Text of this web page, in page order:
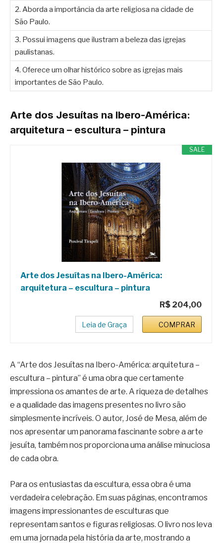
2. Aborda a importância da arte religiosa na cidade de
São Paulo.
3. Possui imagens que ilustram a beleza das igrejas
paulistanas.
4. Oferece um olhar histórico sobre as igrejas mais
importantes de São Paulo.
Arte dos Jesuítas na Ibero-América:
arquitetura – escultura – pintura
SALE
Arte dos Jesuítas na Ibero-América:
arquitetura – escultura – pintura
R$ 204,00
Leia de Graça COMPRAR
A “Arte dos Jesuítas na Ibero-América: arquitetura –
escultura – pintura” é uma obra que certamente
impressiona os amantes de arte. A riqueza de detalhes
e a qualidade das imagens presentes no livro são
simplesmente incríveis. O autor, José de Mesa, além de
nos apresentar um panorama fascinante sobre a arte
jesuíta, também nos proporciona uma análise minuciosa
de cada obra.
Para os entusiastas da escultura, essa obra é uma
verdadeira celebração. Em suas páginas, encontramos
imagens impressionantes de esculturas que
representam santos e figuras religiosas. O livro nos leva
em uma jornada pela história da arte, mostrando a